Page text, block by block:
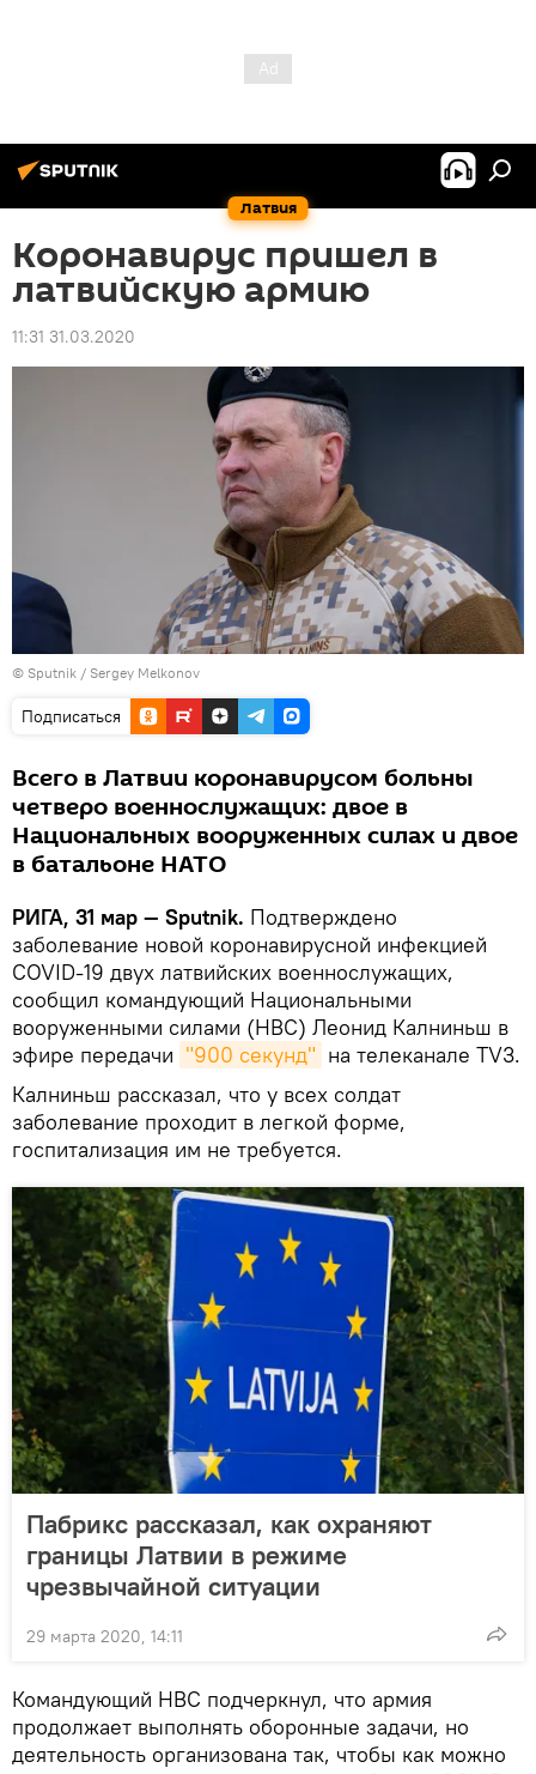
Латвия
Коронавирус пришел в
латвийскую армию
11:31 31.03.2020
© Sputnik / Sergey Melkonov
Подписаться
Всего в Латвии коронавирусом больны
четверо военнослужащих: двое в
Национальных вооруженных силах и двое
в батальоне НАТО
РИГА, 31 мар — Sputnik. Подтверждено
заболевание новой коронавирусной инфекцией
COVID-19 двух латвийских военнослужащих,
сообщил командующий Национальными
вооруженными силами (НВС) Леонид Калниньш в
эфире передачи "900 секунд" на телеканале TV3.
Калниньш рассказал, что у всех солдат
заболевание проходит в легкой форме,
госпитализация им не требуется.
Пабрикс рассказал, как охраняют
границы Латвии в режиме
чрезвычайной ситуации
29 марта 2020, 14:11
Командующий НВС подчеркнул, что армия
продолжает выполнять оборонные задачи, но
деятельность организована так, чтобы как можно